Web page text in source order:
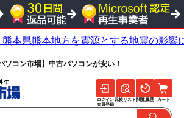
ソコン市場】中古パソコンが安い！
ログイン
会員登録
比較リスト 閲覧履歴 カート